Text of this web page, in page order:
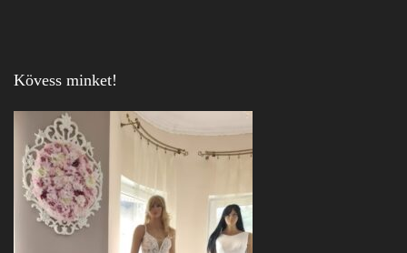
Kövess minket!